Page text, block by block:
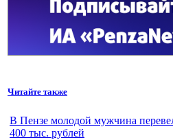
Читайте также
В Пензе молодой мужчина
400 тыс. рублей